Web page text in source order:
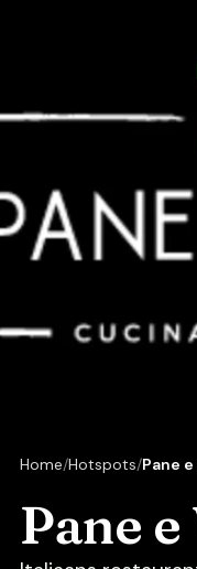
Home Hotspots Pane
Pane